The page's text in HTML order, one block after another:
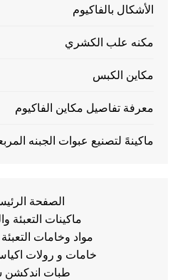
الأشكال بالفاكيوم
مكنه علب الكشري
مكاين الكبس
معرفة تفاصيل مكاين الفاكيوم
ماكينهً لتصنيع عبوات الجبنه
الصفحة
ماكينات التعبئة
مواد وخامات
خامات و رولات
طبات اندكشن